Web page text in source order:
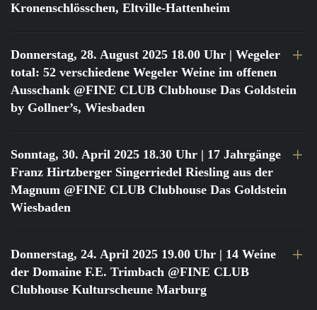
Kronenschlösschen, Eltville-Hattenheim
Donnerstag, 28. August 2025 18.00 Uhr | Wegeler
total: 52 verschiedene Wegeler Weine im offenen
Ausschank @FINE CLUB Clubhouse Das Goldstein
by Gollner’s, Wiesbaden
Sonntag, 30. April 2025 18.30 Uhr | 17 Jahrgänge
Franz Hirtzberger Singerriedel Riesling aus der
Magnum @FINE CLUB Clubhouse Das Goldstein
Wiesbaden
Donnerstag, 24. April 2025 19.00 Uhr | 14 Weine
der Domaine F.E. Trimbach @FINE CLUB
Clubhouse Kulturscheune Marburg